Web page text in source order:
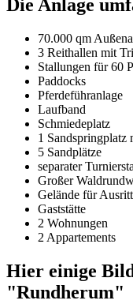
Die Anlage
70.000 qm
3 Reithallen mit
Stallungen für 60
Paddocks
Pferdeführanlage
Laufband
Schmiedeplatz
1 Sandspringplatz
5 Sandplätze
separater
Großer
Gelände für
Gaststätte
2 Wohnungen
2 Appartements
Hier einige
"Rundherum"